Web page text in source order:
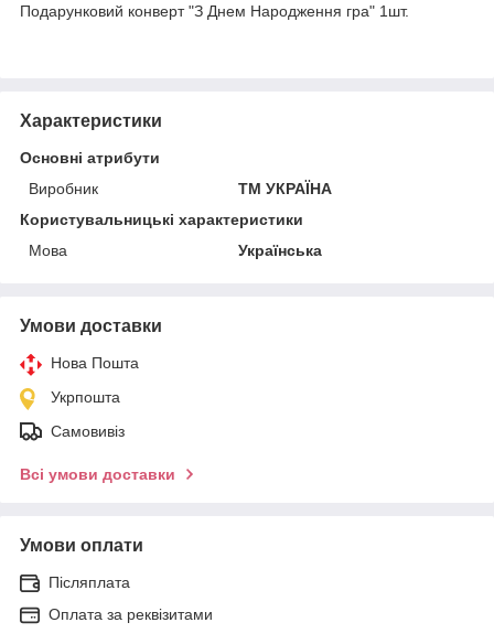
Подарунковий конверт "З Днем Народження гра" 1шт.
Характеристики
Основні атрибути
Виробник
ТМ УКРАЇНА
Користувальницькі характеристики
Мова
Українська
Умови доставки
Нова Пошта
Укрпошта
Самовивіз
Всі умови доставки
Умови оплати
Післяплата
Оплата за реквізитами